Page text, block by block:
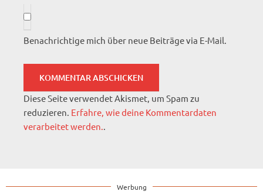
Benachrichtige mich über neue Beiträge via E-Mail.
Diese Seite verwendet Akismet, um Spam zu
reduzieren. Erfahre, wie deine Kommentardaten
verarbeitet werden..
Werbung